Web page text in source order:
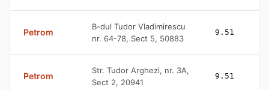
Petrom
B-dul Tudor Vladimirescu
nr. 64-78, Sect 5, 50883
9.51
Petrom
Str. Tudor Arghezi, nr. 3A,
Sect 2, 20941
9.51